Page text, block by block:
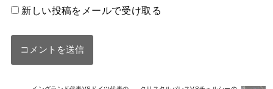
新しい投稿をメールで受け取る